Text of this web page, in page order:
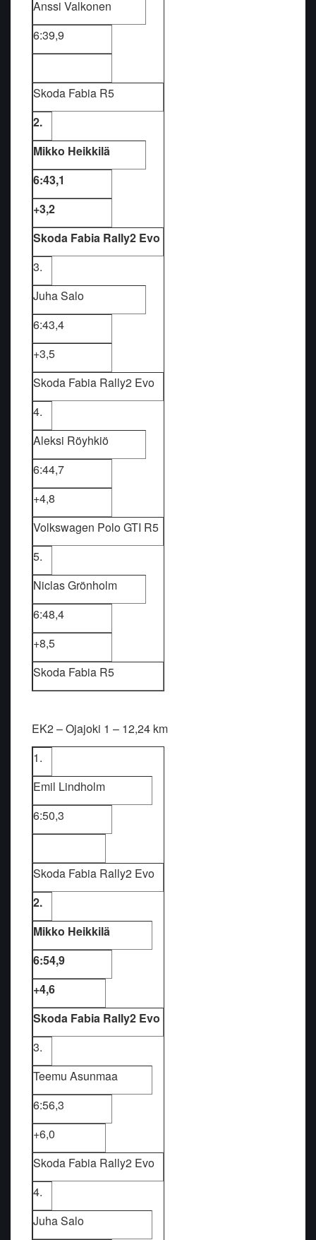
Anssi Valkonen
6:39,9
Skoda Fabia R5
2.
Mikko Heikkilä
6:43,1
+3,2
Skoda Fabia Rally2 Evo
3.
Juha Salo
6:43,4
+3,5
Skoda Fabia Rally2 Evo
4.
Aleksi Röyhkiö
6:44,7
+4,8
Volkswagen Polo GTI R5
5.
Niclas Grönholm
6:48,4
+8,5
Skoda Fabia R5
EK2 – Ojajoki 1 – 12,24 km
1.
Emil Lindholm
6:50,3
Skoda Fabia Rally2 Evo
2.
Mikko Heikkilä
6:54,9
+4,6
Skoda Fabia Rally2 Evo
3.
Teemu Asunmaa
6:56,3
+6,0
Skoda Fabia Rally2 Evo
4.
Juha Salo